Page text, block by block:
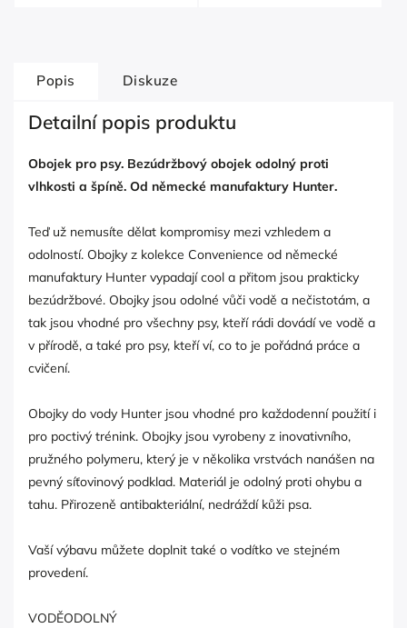
Popis Diskuze
Detailní popis produktu
Obojek pro psy. Bezúdržbový obojek odolný proti
vlhkosti a špíně. Od německé manufaktury Hunter.
Teď už nemusíte dělat kompromisy mezi vzhledem a
odolností. Obojky z kolekce Convenience od německé
manufaktury Hunter vypadají cool a přitom jsou prakticky
bezúdržbové. Obojky jsou odolné vůči vodě a nečistotám, a
tak jsou vhodné pro všechny psy, kteří rádi dovádí ve vodě a
v přírodě, a také pro psy, kteří ví, co to je pořádná práce a
cvičení.
Obojky do vody Hunter jsou vhodné pro každodenní použití i
pro poctivý trénink. Obojky jsou vyrobeny z inovativního,
pružného polymeru, který je v několika vrstvách nanášen na
pevný síťovinový podklad. Materiál je odolný proti ohybu a
tahu. Přirozeně antibakteriální, nedráždí kůži psa.
Vaší výbavu můžete doplnit také o vodítko ve stejném
provedení.
VODĚODOLNÝ